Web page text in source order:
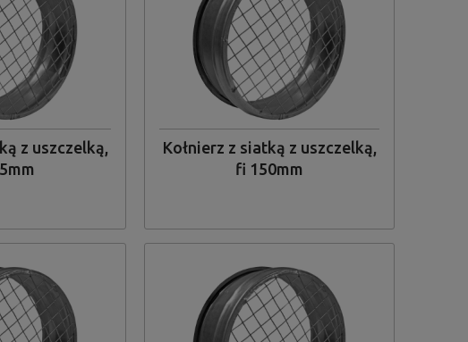
z uszczelką,
Kołnierz z siatką z uszczelką,
fi 150mm